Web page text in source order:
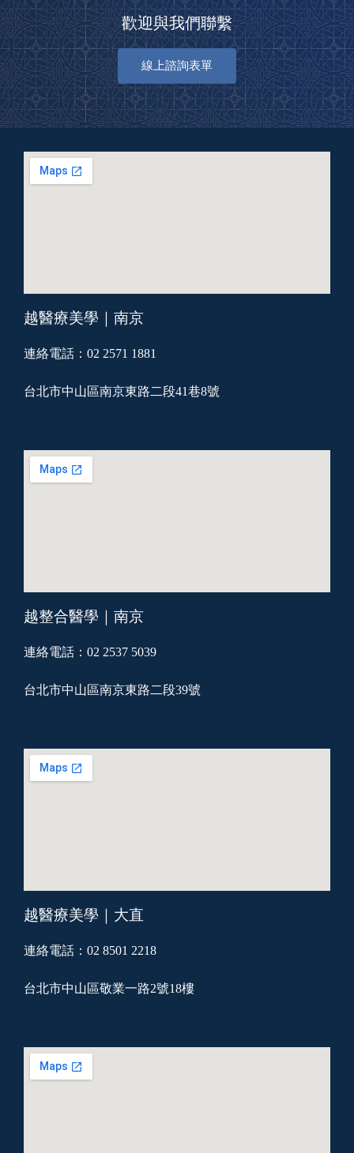
歡迎與我們聯繫
線上諮詢表單
越醫療美學｜南京
連絡電話：02 2571 1881
台北市中山區南京東路二段41巷8號
越整合醫學｜南京
連絡電話：02 2537 5039
台北市中山區南京東路二段39號
越醫療美學｜大直
連絡電話：02 8501 2218
台北市中山區敬業一路2號18樓